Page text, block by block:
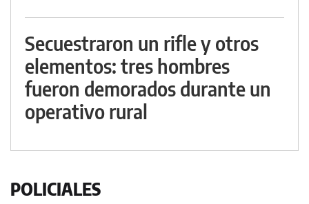
Secuestraron un rifle y otros
elementos: tres hombres
fueron demorados durante un
operativo rural
POLICIALES